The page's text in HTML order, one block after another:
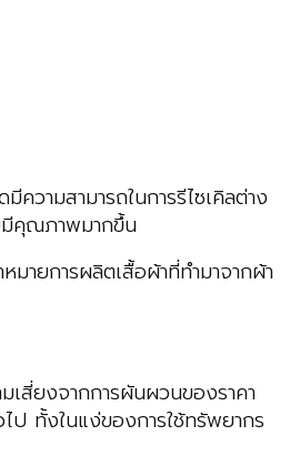
วามสามารถในการรีไซเคิลต่าง
มีคุณภาพมากขึ้น
ายการผลิตเสื้อผ้าที่ทำมาจากผ้า
สี่ยงจากการผันผวนของราคา
ป ทั้งในแง่ของการใช้ทรัพยากร